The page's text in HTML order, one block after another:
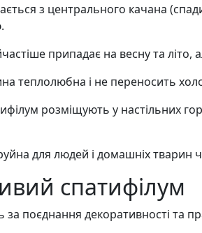
з центрального качана
припадає на весну та літо,
теплолюбна і не переносить
розміщують у настільних
для людей і домашніх тварин
спатифілум
поєднання декоративності та